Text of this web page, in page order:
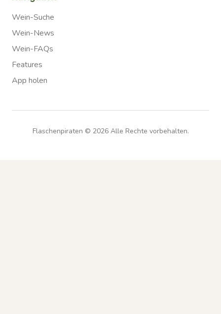
Wein-Suche
Wein-News
Wein-FAQs
Features
App holen
Flaschenpiraten © 2026Alle Rechte vorbehalten.